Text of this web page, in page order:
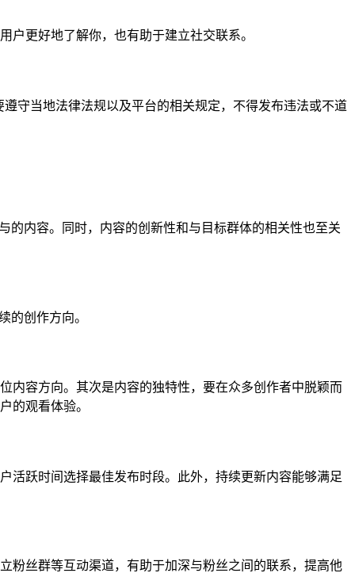
更好地了解你，也有助于建立社交联系。
守当地法律法规以及平台的相关规定，不得发布违法或不道
的内容。同时，内容的创新性和与目标群体的相关性也至关
的创作方向。
内容方向。其次是内容的独特性，要在众多创作者中脱颖而
的观看体验。
活跃时间选择最佳发布时段。此外，持续更新内容能够满足
粉丝群等互动渠道，有助于加深与粉丝之间的联系，提高他